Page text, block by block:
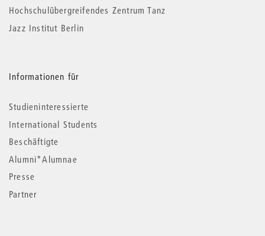
Hochschulübergreifendes Zentrum Tanz
Jazz Institut Berlin
Informationen für
Studieninteressierte
International Students
Beschäftigte
Alumni*Alumnae
Presse
Partner